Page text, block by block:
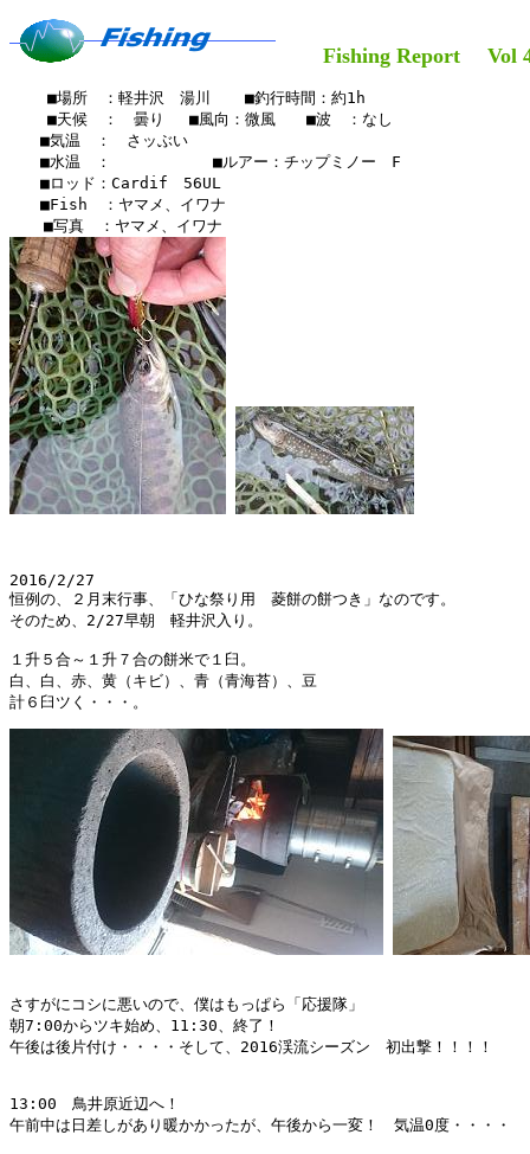
Fishing Report Vol
    ■場所　：軽井沢　湯川  　■釣行時間：約1h
    ■天候　：　曇り 　■風向：微風　　■波　：なし
■気温　：　さッぶい
■水温　：　　　　　 　■ルアー：チップミノー　F
■ロッド：Cardif　56UL
■Fish　：ヤマメ、イワナ
2016/2/27
恒例の、２月末行事、「ひな祭り用　菱餅の餅つき」なのです。
そのため、2/27早朝　軽井沢入り。
１升５合～１升７合の餅米で１臼。
白、白、赤、黄（キビ）、青（青海苔）、豆
さすがにコシに悪いので、僕はもっぱら「応援隊」
朝7:00からツキ始め、11:30、終了！
午後は後片付け・・・・そして、2016渓流シーズン　初出撃！！！！
13:00　鳥井原近辺へ！
午前中は日差しがあり暖かかったが、午後から一変！　気温0度・・・・